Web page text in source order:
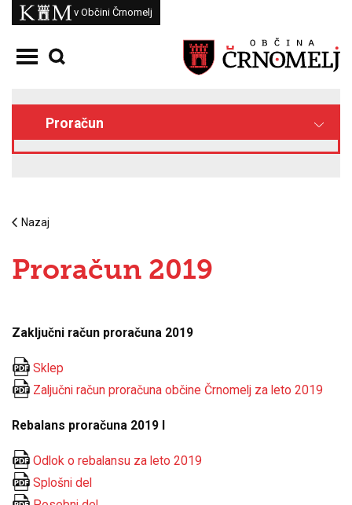
Skoči na vsebino
Kam
v Občini Črnomelj
Odpri meni
Proračun
Nazaj
Proračun 2019
Zaključni račun proračuna 2019
Sklep
Zaljučni račun proračuna občine Črnomelj za leto 2019
Rebalans proračuna 2019 I
Odlok o rebalansu za leto 2019
Splošni del